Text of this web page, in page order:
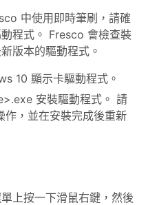
中使用即時筆刷，請確
程式。 Fresco 會檢查裝
版本的驅動程式。
10 顯示卡驅動程式。
安裝驅動程式。 請
作，並在安裝完成後重新
上按一下滑鼠右鍵，然後